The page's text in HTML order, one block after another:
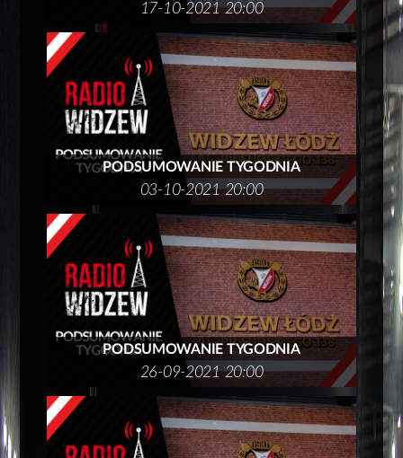
17-10-2021 20:00
PODSUMOWANIE TYGODNIA
03-10-2021 20:00
PODSUMOWANIE TYGODNIA
26-09-2021 20:00